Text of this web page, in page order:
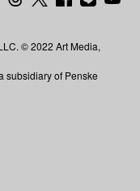
© 2022 Art Media,
subsidiary of Penske